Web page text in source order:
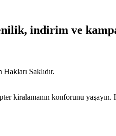
indirim ve
Hakları Saklıdır.
kiralamanın konforunu yaşayın.